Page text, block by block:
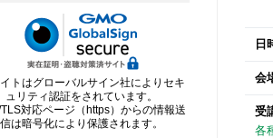
日
会
受
各
トはグローバルサイン社によりセキ
ュリティ認証をされています。
対応ページ（https）からの情報送
信は暗号化により保護されます。